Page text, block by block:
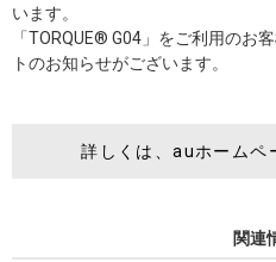
います。
「TORQUE® G04」をご利用のお
トのお知らせがございます。
詳しくは、auホームペ
関連